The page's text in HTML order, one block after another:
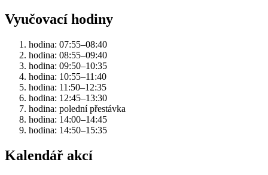
Vyučovací hodiny
hodina: 07:55–08:40
hodina: 08:55–09:40
hodina: 09:50–10:35
hodina: 10:55–11:40
hodina: 11:50–12:35
hodina: 12:45–13:30
hodina: polední přestávka
hodina: 14:00–14:45
hodina: 14:50–15:35
Kalendář akcí